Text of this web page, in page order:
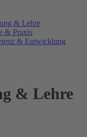
& Lehre
& Praxis
& Entwicklung
& Lehre